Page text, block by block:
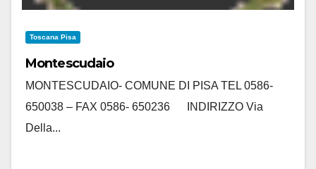
Toscana Pisa
Montescudaio
MONTESCUDAIO- COMUNE DI PISA TEL 0586-
650038 – FAX 0586- 650236 INDIRIZZO Via
Della...